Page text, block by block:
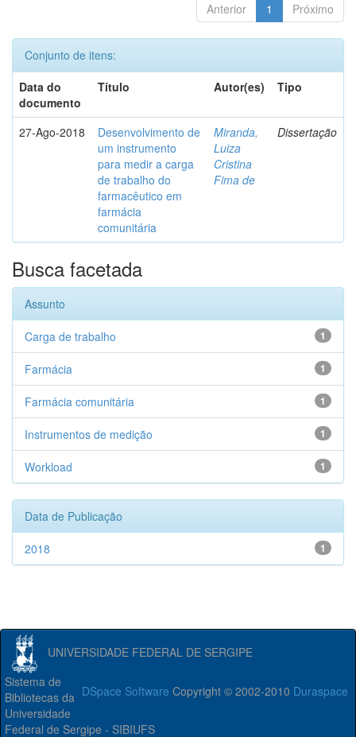
Anterior 1 Próximo
Conjunto de itens:
Data do
documento
Título Autor(es) Tipo
27-Ago-2018
Desenvolvimento de
um instrumento
para medir a carga
de trabalho do
farmacêutico em
farmácia
comunitária
Miranda,
Luiza
Cristina
Fima de
Dissertação
Busca facetada
Assunto
1
Carga de trabalho
1
Farmácia
1
Farmácia comunitária
1
Instrumentos de medição
1
Workload
Data de Publicação
1
2018
UNIVERSIDADE FEDERAL DE SERGIPE
DSpace Software Copyright © 2002-2010 Duraspace
Sistema de
Bibliotecas da
Universidade
Federal de Sergipe - SIBIUFS